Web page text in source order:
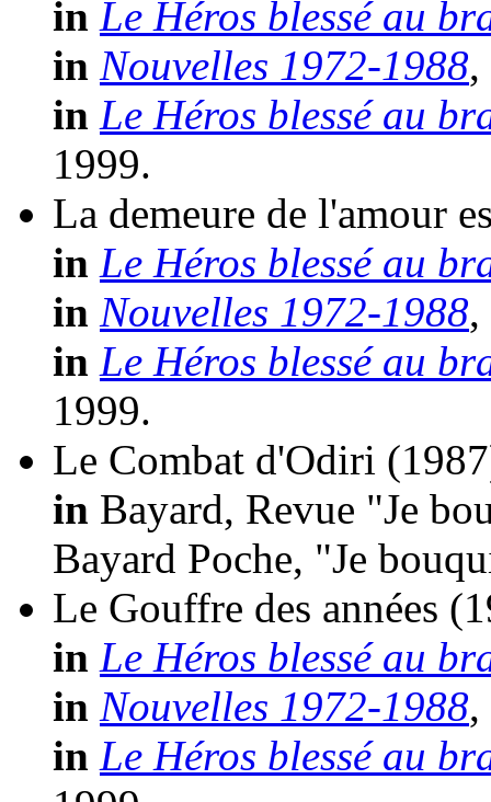
in Le Héros blessé au
in Nouvelles 1972-1988,
in Le Héros blessé au
1999.
La demeure de l'amour
in Le Héros blessé au
in Nouvelles 1972-1988,
in Le Héros blessé au
1999.
Le Combat d'Odiri
in Bayard, Revue "Je
Bayard Poche, "Je
Le Gouffre des années
in Le Héros blessé au
in Nouvelles 1972-1988,
in Le Héros blessé au